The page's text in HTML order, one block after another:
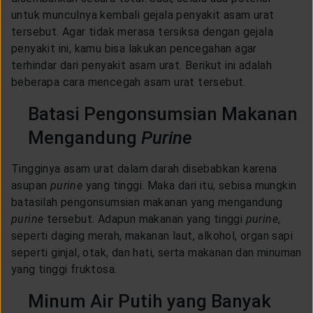
untuk munculnya kembali gejala penyakit asam urat
tersebut. Agar tidak merasa tersiksa dengan gejala
penyakit ini, kamu bisa lakukan pencegahan agar
terhindar dari penyakit asam urat. Berikut ini adalah
beberapa cara mencegah asam urat tersebut.
Batasi Pengonsumsian Makanan
Mengandung Purine
Tingginya asam urat dalam darah disebabkan karena
asupan purine yang tinggi. Maka dari itu, sebisa mungkin
batasilah pengonsumsian makanan yang mengandung
purine tersebut. Adapun makanan yang tinggi purine,
seperti daging merah, makanan laut, alkohol, organ sapi
seperti ginjal, otak, dan hati, serta makanan dan minuman
yang tinggi fruktosa.
Minum Air Putih yang Banyak